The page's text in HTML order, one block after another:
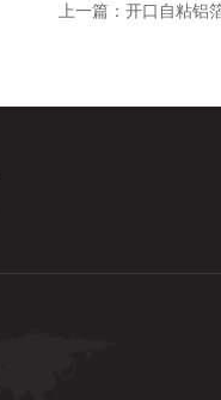
上一篇： 开口自粘铝